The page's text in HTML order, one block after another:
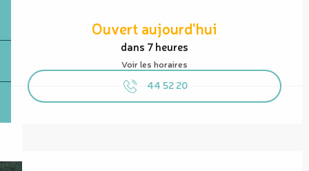
Ouvert aujourd'hui
dans 7 heures
Voir les horaires
44 52 20
Description